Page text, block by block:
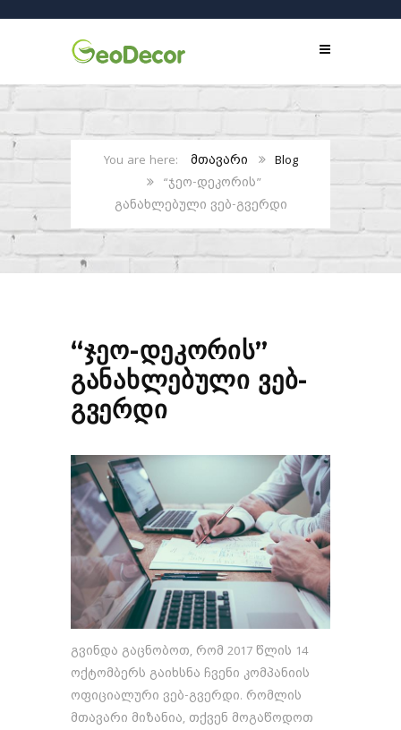
მთავარი
Blog
“ჯეო-დეკორის”
განახლებული ვებ-გვერდი
“ჯეო-დეკორის”
განახლებული ვებ-
გვერდი
გვინდა გაცნობოთ, რომ 2017 წლის 14
ოქტომბერს გაიხსნა ჩვენი კომპანიის
ოფიციალური ვებ-გვერდი. რომლის
მთავარი მიზანია, თქვენ მოგაწოდოთ